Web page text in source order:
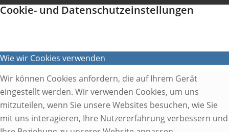
Cookie- und Datenschutzeinstellungen
Wie wir Cookies verwenden
Wir können Cookies anfordern, die auf Ihrem Gerät
eingestellt werden. Wir verwenden Cookies, um uns
mitzuteilen, wenn Sie unsere Websites besuchen, wie Sie
mit uns interagieren, Ihre Nutzererfahrung verbessern und